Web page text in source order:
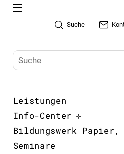
Suche
Leistungen
Info-Center
Bildungswerk Papier,
Seminare